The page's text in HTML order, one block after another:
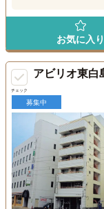
お気に入り
チェック
アビリオ東白
募集中